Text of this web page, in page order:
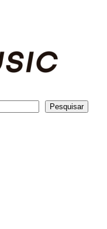
Pesquisar